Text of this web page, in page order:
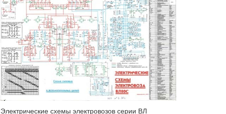
Электрические схемы электровозов серии ВЛ